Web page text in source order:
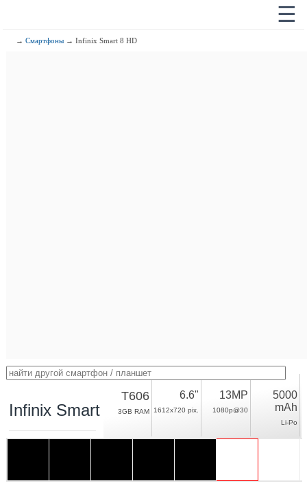
☰
→Смартфоны → Infinix Smart 8 HD
Infinix Smart 8 HD
T606
3GB RAM
6.6"
1612x720 pix.
13MP
1080p@30
5000
mAh
Li-Po